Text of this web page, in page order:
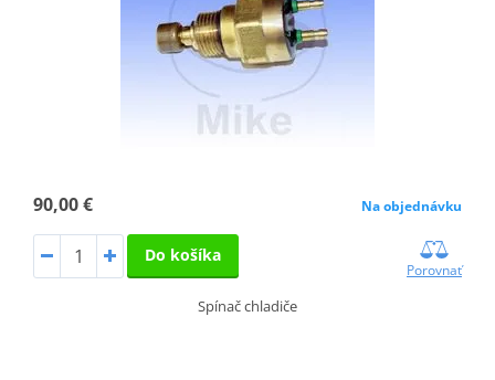
90,00 € Na objednávku
Do košíka
Porovnať
Spínač chladiče